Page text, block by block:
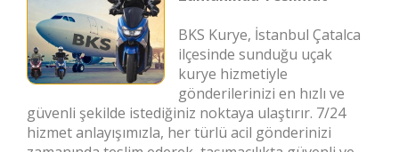
BKS Kurye, İstanbul Çatalca
ilçesinde sunduğu uçak
kurye hizmetiyle
gönderilerinizi en hızlı ve
güvenli şekilde istediğiniz noktaya ulaştırır. 7/24
hizmet anlayışımızla, her türlü acil gönderinizi